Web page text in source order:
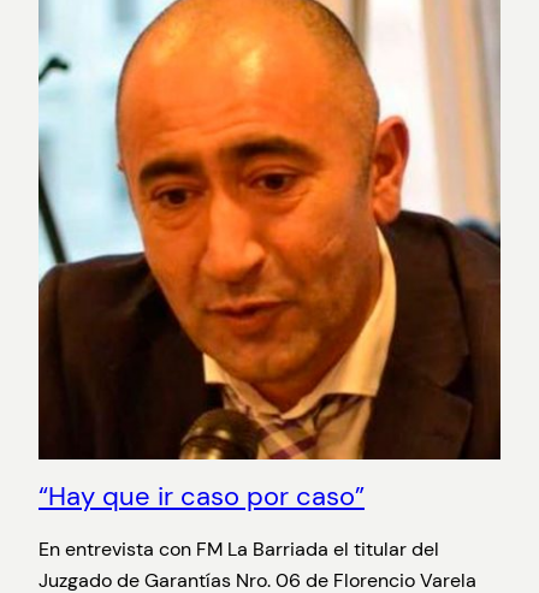
“Hay que ir caso por caso”
En entrevista con FM La Barriada el titular del
Juzgado de Garantías Nro. 06 de Florencio Varela